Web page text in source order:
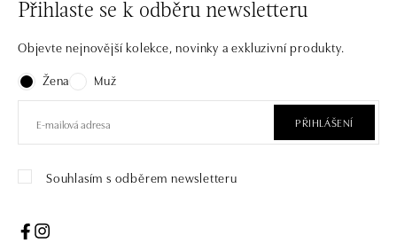
Přihlaste se k odběru newsletteru
Objevte nejnovější kolekce, novinky a exkluzivní produkty.
Žena
Muž
PŘIHLÁŠENÍ
Souhlasím s odběrem newsletteru